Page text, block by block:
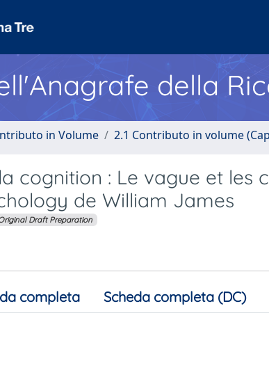
della
in Volume 2.1 Contributo in volume
cognition : Le vague et les
de William James
Draft Preparation
completa Scheda completa (DC)